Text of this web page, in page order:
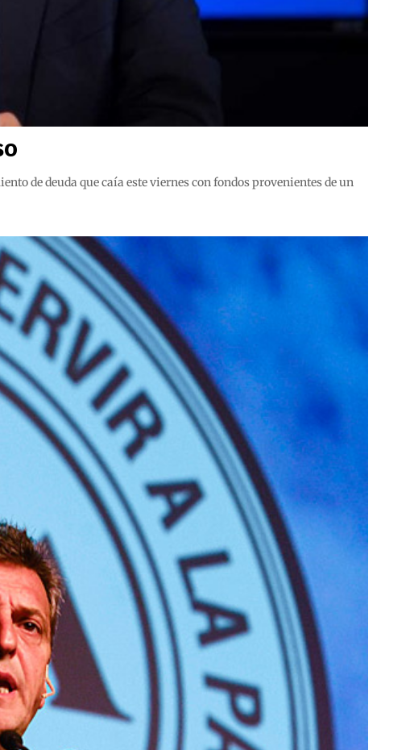
de deuda que caía este viernes con fondos provenientes de un